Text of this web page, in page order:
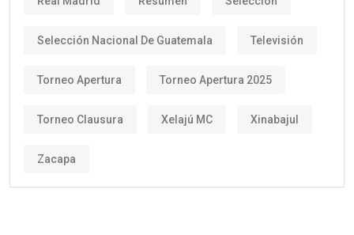
Selección Nacional De Guatemala Televisión
Torneo Apertura Torneo Apertura 2025
Torneo Clausura Xelajú MC Xinabajul
Zacapa